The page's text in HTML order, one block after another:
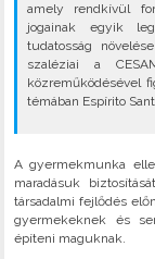
amely rendkívül
jogainak egyik
tudatosság
szaléziai a
közreműködésével
témában Espírito
A gyermekmunka
maradásuk
társadalmi fejlődés
gyermekeknek és
építeni maguknak.